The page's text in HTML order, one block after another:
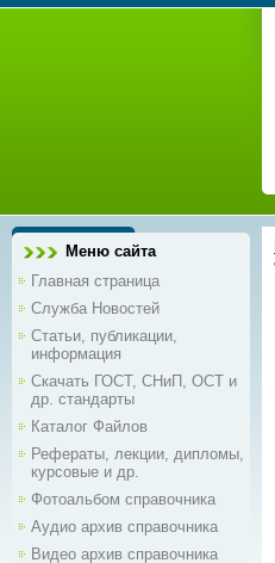
Меню сайта
Главная страница
Служба Новостей
Статьи, публикации,
информация
Скачать ГОСТ, СНиП, ОСТ и
др. стандарты
Каталог Файлов
Рефераты, лекции, дипломы,
курсовые и др.
Фотоальбом справочника
Аудио архив справочника
Видео архив справочника